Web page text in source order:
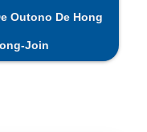
Outono De Hong
Join